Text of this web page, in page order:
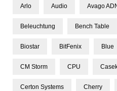
Arlo Audio Avago
Beleuchtung Bench Table
Biostar BitFenix Blue
CM Storm CPU
Certon Systems Cherry